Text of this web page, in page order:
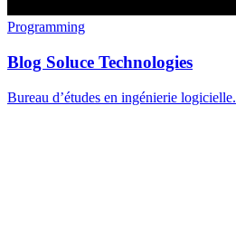
Programming
Blog Soluce Technologies
Bureau d’études en ingénierie logicielle.